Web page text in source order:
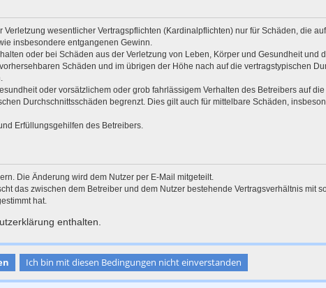
wesentlicher Vertragspflichten (Kardinalpflichten) nur für Schäden, die
insbesondere entgangenen Gewinn.
oder bei Schäden aus der Verletzung von Leben, Körper und Gesundheit und
Schäden und im übrigen der Höhe nach auf die vertragstypischen
oder vorsätzlichem oder grob fahrlässigem Verhalten des Betreibers auf
Durchschnittsschäden begrenzt. Dies gilt auch für mittelbare Schäden,
Erfüllungsgehilfen des Betreibers.
Die Änderung wird dem Nutzer per E-Mail mitgeteilt.
das zwischen dem Betreiber und dem Nutzer bestehende Vertragsverhältnis mit
hat.
enthalten.